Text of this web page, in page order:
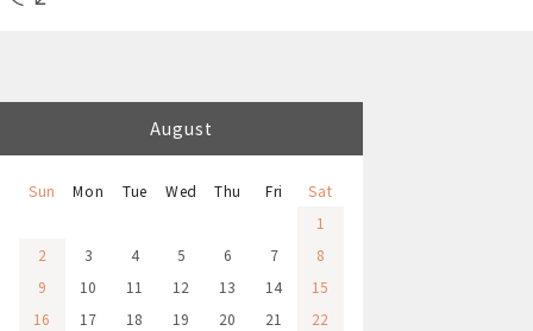
August
Sun Mon Tue Wed Thu Fri
Sat
1
2
3 4 5 6 7
8
9
10 11 12 13 14
15
16
17 18 19 20 21
22